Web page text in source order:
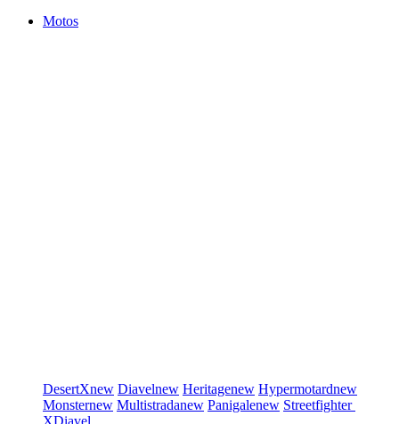
Motos
DesertXnew Diavelnew Heritagenew Hypermotardnew
Monsternew Multistradanew Panigalenew Streetfighter
XDiavel